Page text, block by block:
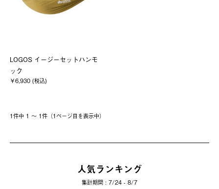
LOGOS イージーセットハンモ
ック
￥6,930 (税込)
1件中 1 〜 1件（1ページ⽬を表⽰中）
人気ランキング
集計期間 : 7/24 - 8/7